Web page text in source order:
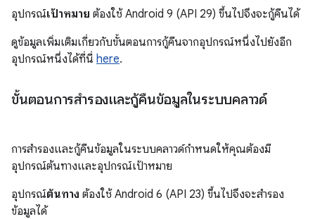
อุปกรณ์เป้าหมาย ต้องใช้ Android 9 (API 29) ขึ้นไปจึงจะกู้คืนได้
ดูข้อมูลเพิ่มเติมเกี่ยวกับขั้นตอนการกู้คืนจากอุปกรณ์หนึ่งไปยังอีก
อุปกรณ์หนึ่งได้ที่นี่ here.
ขั้นตอนการสำรองและกู้คืนข้อมูลในระบบคลาวด์
การสำรองและกู้คืนข้อมูลในระบบคลาวด์กำหนดให้คุณต้องมี
อุปกรณ์ต้นทางและอุปกรณ์เป้าหมาย
อุปกรณ์ต้นทาง ต้องใช้ Android 6 (API 23) ขึ้นไปจึงจะสำรอง
ข้อมูลได้